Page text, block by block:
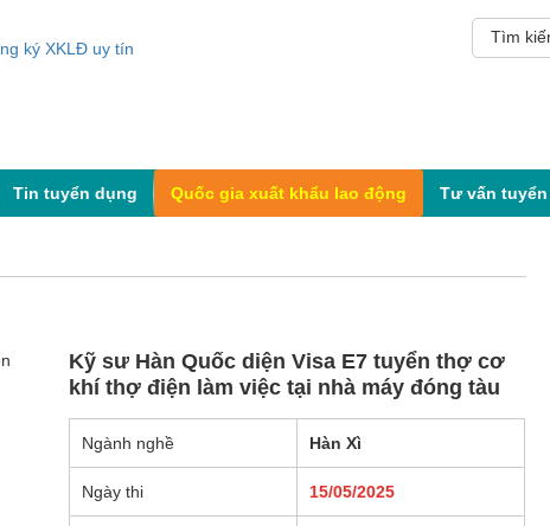
Tin tuyển dụng Quốc gia xuất khẩu lao động Tư vấn
Kỹ sư Hàn Quốc diện Visa E7 tuyển thợ cơ
khí thợ điện làm việc tại nhà máy đóng tàu
Ngành nghề Hàn Xì
Ngày thi 15/05/2025